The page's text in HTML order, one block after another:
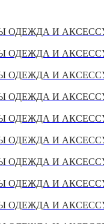
ОДЕЖДА И
ОДЕЖДА И
ОДЕЖДА И
ОДЕЖДА И
ОДЕЖДА И
ОДЕЖДА И
ОДЕЖДА И
ОДЕЖДА И
ОДЕЖДА И